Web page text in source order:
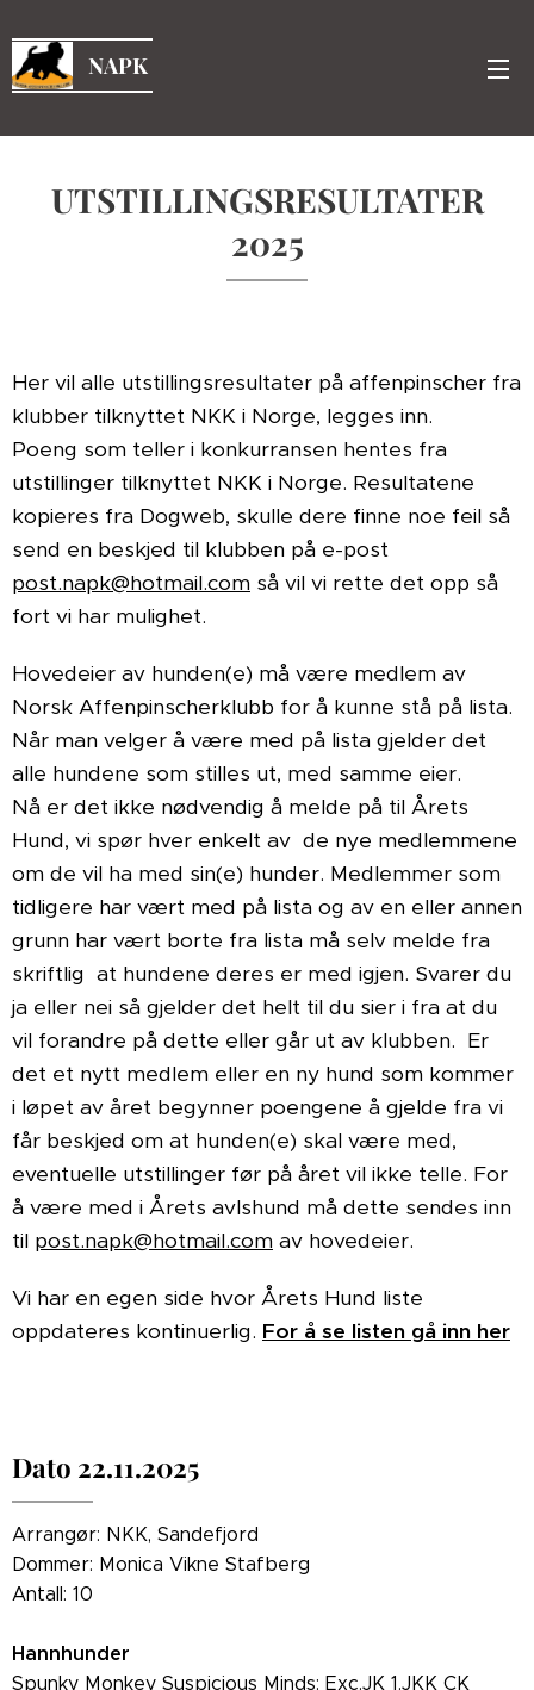
NAPK
UTSTILLINGSRESULTATER
2025
Her vil alle utstillingsresultater på affenpinscher fra
klubber tilknyttet NKK i Norge, legges inn.
Poeng som teller i konkurransen hentes fra
utstillinger tilknyttet NKK i Norge. Resultatene
kopieres fra Dogweb, skulle dere finne noe feil så
send en beskjed til klubben på e-post
post.napk@hotmail.com så vil vi rette det opp så
fort vi har mulighet.
Hovedeier av hunden(e) må være medlem av
Norsk Affenpinscherklubb for å kunne stå på lista.
Når man velger å være med på lista gjelder det
alle hundene som stilles ut, med samme eier.
Nå er det ikke nødvendig å melde på til Årets
Hund, vi spør hver enkelt av de nye medlemmene
om de vil ha med sin(e) hunder. Medlemmer som
tidligere har vært med på lista og av en eller annen
grunn har vært borte fra lista må selv melde fra
skriftlig at hundene deres er med igjen. Svarer du
ja eller nei så gjelder det helt til du sier i fra at du
vil forandre på dette eller går ut av klubben. Er
det et nytt medlem eller en ny hund som kommer
i løpet av året begynner poengene å gjelde fra vi
får beskjed om at hunden(e) skal være med,
eventuelle utstillinger før på året vil ikke telle. For
å være med i Årets avlshund må dette sendes inn
til post.napk@hotmail.com av hovedeier.
Vi har en egen side hvor Årets Hund liste
oppdateres kontinuerlig. For å se listen gå inn her
Dato 22.11.2025
Arrangør: NKK, Sandefjord
Dommer: Monica Vikne Stafberg
Antall: 10
Hannhunder
Spunky Monkey Suspicious Minds: Exc.JK 1.JKK CK